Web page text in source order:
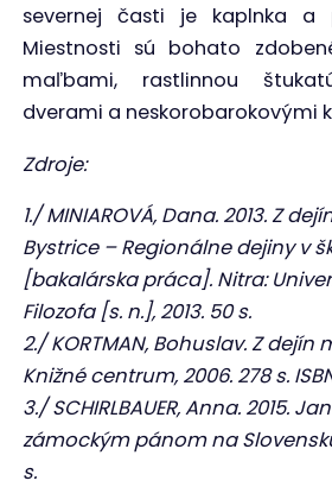
severnej časti je kaplnka a
Miestnosti sú bohato
maľbami, rastlinnou
dverami a neskorobarokovými
Zdroje:
1./ MINIAROVÁ, Dana. 2013. Z
Bystrice – Regionálne dejiny v
[bakalárska práca]. Nitra:
Filozofa [s. n.], 2013. 50 s.
2./ KORTMAN, Bohuslav. Z dejín
Knižné centrum, 2006. 278 s.
3./ SCHIRLBAUER, Anna. 2015.
zámockým pánom na
s.